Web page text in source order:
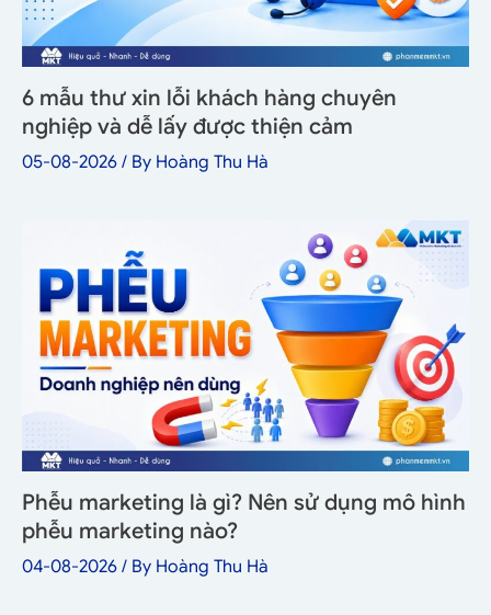
6 mẫu thư xin lỗi khách hàng chuyên
nghiệp và dễ lấy được thiện cảm
05-08-2026 / By Hoàng Thu Hà
Phễu marketing là gì? Nên sử dụng mô hình
phễu marketing nào?
04-08-2026 / By Hoàng Thu Hà